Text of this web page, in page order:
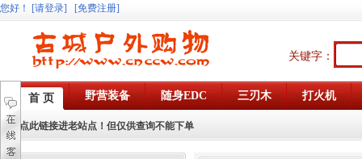
您好 ！ [请登录] [免费注册]
关键字：
首 页 野营装备 随身EDC 三刃木 打火机
点此链接进老站点！但仅供查询不能下单